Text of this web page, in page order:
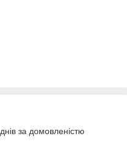
за домовленістю